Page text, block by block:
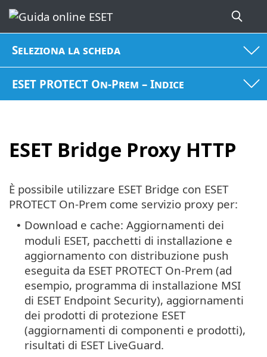
Seleziona la scheda
ESET PROTECT On-Prem – Indice
ESET Bridge Proxy HTTP
È possibile utilizzare ESET Bridge con ESET
PROTECT On-Prem come servizio proxy per:
• Download e cache: Aggiornamenti dei
moduli ESET, pacchetti di installazione e
aggiornamento con distribuzione push
eseguita da ESET PROTECT On-Prem (ad
esempio, programma di installazione MSI
di ESET Endpoint Security), aggiornamenti
dei prodotti di protezione ESET
(aggiornamenti di componenti e prodotti),
risultati di ESET LiveGuard.